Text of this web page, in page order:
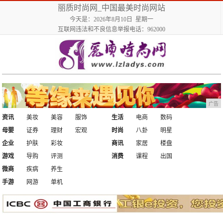
丽质时尚网_中国最美时尚网站
今天是：2026年8月10日 星期一
互联网违法和不良信息举报电话：962000
广告
资讯 美妆 美容
服饰
母婴
证券 理财 宏观
生活 电商
数码
时尚
八卦
明星
企业
护肤
彩妆
游戏
导购 评测
商讯 家居
楼盘
消费
课程
出国
微商
疾病
养生
手游
网游 单机